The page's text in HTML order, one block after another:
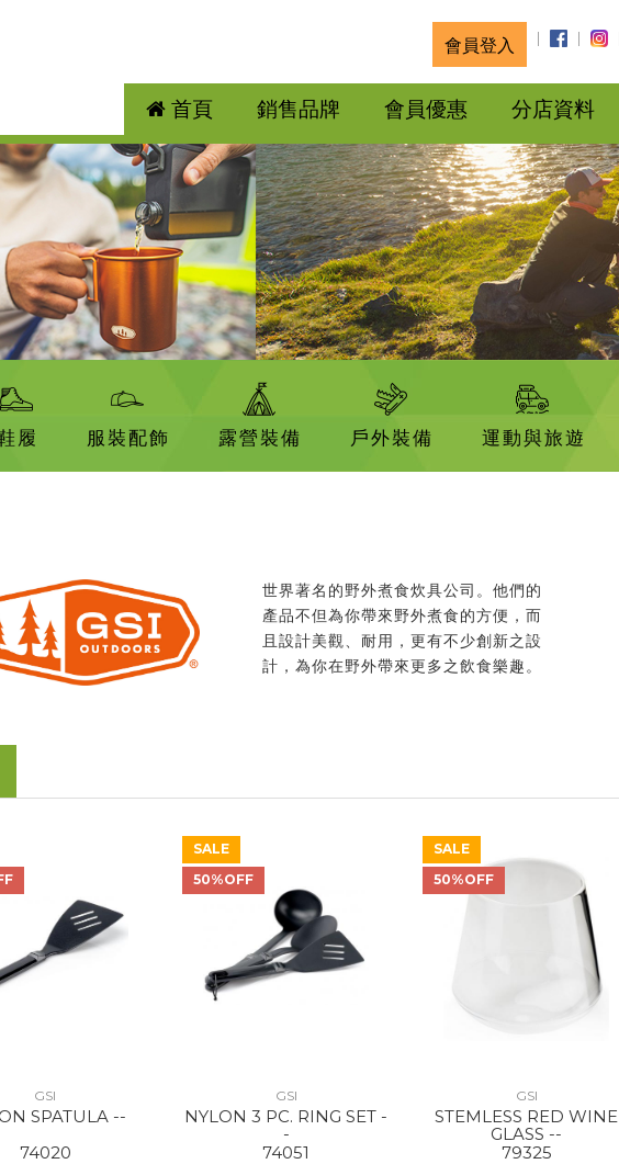
會員登入
首頁 銷售品牌 會員優惠 分店資料
履 服裝配飾 露營裝備 戶外裝備 運動與旅遊
世界著名的野外煮食炊具公司。他們的
產品不但為你帶來野外煮食的方便，而
且設計美觀、耐用，更有不少創新之設
計，為你在野外帶來更多之飲食樂趣。
GSI
SPATULA --
74020
SALE
50%OFF
GSI
NYLON 3 PC. RING SET -
-
74051
SALE
50%OFF
GSI
STEMLESS RED WINE
GLASS --
79325